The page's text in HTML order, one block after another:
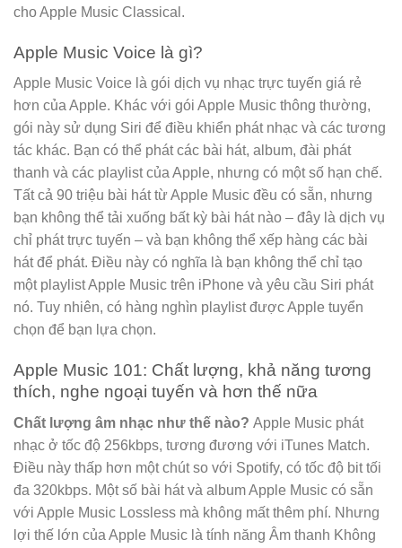
cho Apple Music Classical.
Apple Music Voice là gì?
Apple Music Voice là gói dịch vụ nhạc trực tuyến giá rẻ
hơn của Apple. Khác với gói Apple Music thông thường,
gói này sử dụng Siri để điều khiển phát nhạc và các tương
tác khác. Bạn có thể phát các bài hát, album, đài phát
thanh và các playlist của Apple, nhưng có một số hạn chế.
Tất cả 90 triệu bài hát từ Apple Music đều có sẵn, nhưng
bạn không thể tải xuống bất kỳ bài hát nào – đây là dịch vụ
chỉ phát trực tuyến – và bạn không thể xếp hàng các bài
hát để phát. Điều này có nghĩa là bạn không thể chỉ tạo
một playlist Apple Music trên iPhone và yêu cầu Siri phát
nó. Tuy nhiên, có hàng nghìn playlist được Apple tuyển
chọn để bạn lựa chọn.
Apple Music 101: Chất lượng, khả năng tương
thích, nghe ngoại tuyến và hơn thế nữa
Chất lượng âm nhạc như thế nào? Apple Music phát
nhạc ở tốc độ 256kbps, tương đương với iTunes Match.
Điều này thấp hơn một chút so với Spotify, có tốc độ bit tối
đa 320kbps. Một số bài hát và album Apple Music có sẵn
với Apple Music Lossless mà không mất thêm phí. Nhưng
lợi thế lớn của Apple Music là tính năng Âm thanh Không